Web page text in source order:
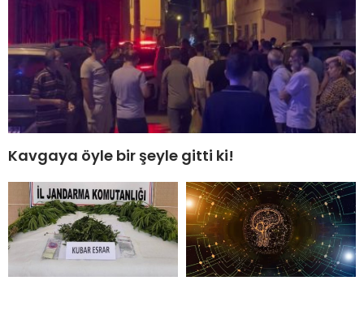
Kavgaya öyle bir şeyle gitti ki!